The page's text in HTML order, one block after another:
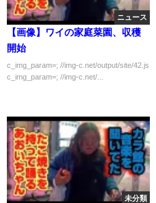
ニュース
【画像】ワイの家庭菜園、収穫
開始
c_img_param=; //img-c.net/output/site/42.js
c_img_param=; //img-c.net/...
未分類